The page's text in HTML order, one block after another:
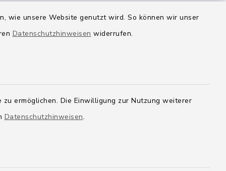
wie unsere Website genutzt wird. So können wir unser
Datenschutzhinweisen widerrufen.
ermöglichen. Die Einwilligung zur Nutzung weiterer
Datenschutzhinweisen.
Wege-Zweckverband